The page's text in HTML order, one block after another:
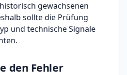
gewachsenen
sollte die Prüfung
und technische Signale
den Fehler